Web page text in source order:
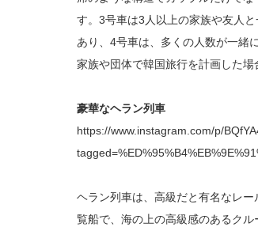
す。3号車は3人以上の家族や友人
あり、4号車は、多くの人数が一緒
家族や団体で韓国旅行を計画した場
豪華なヘラン列車
https://www.instagram.com/p/
ヘラン列車は、高級だと有名なレ
覧船で、海の上の高級感のあるク